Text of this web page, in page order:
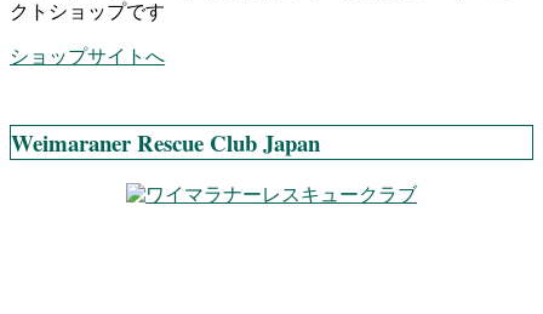
クトショップです
ショップサイトへ
Weimaraner Rescue Club Japan